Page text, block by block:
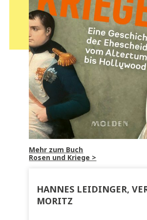
Mehr zum Buch
Rosen und Kriege >
HANNES LEIDINGER,
MORITZ